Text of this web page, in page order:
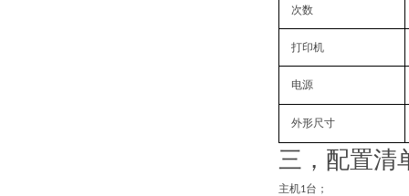
次数
打印机
电源
外形尺寸
三，配置清
主机1台；